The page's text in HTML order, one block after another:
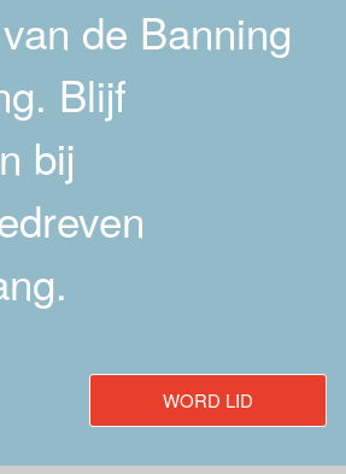
de Banning
Blijf
bij
WORD LID